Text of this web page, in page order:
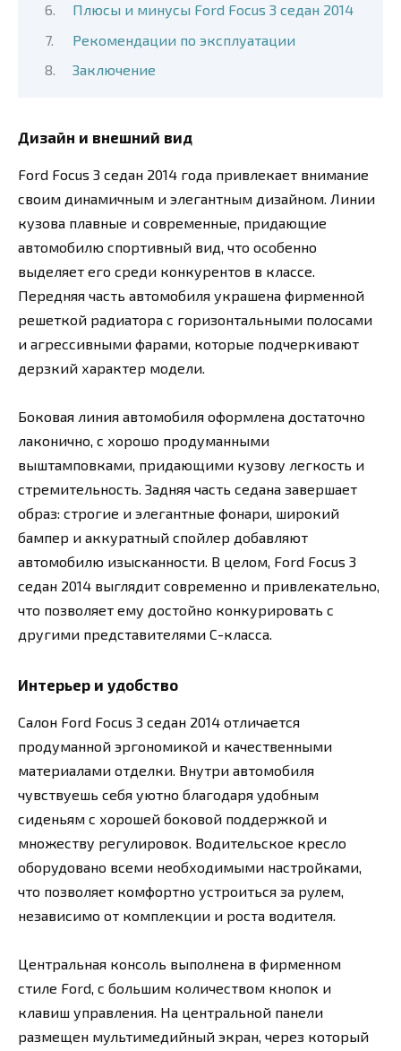
Плюсы и минусы Ford Focus 3 седан 2014
Рекомендации по эксплуатации
Заключение
Дизайн и внешний вид
Ford Focus 3 седан 2014 года привлекает внимание
своим динамичным и элегантным дизайном. Линии
кузова плавные и современные, придающие
автомобилю спортивный вид, что особенно
выделяет его среди конкурентов в классе.
Передняя часть автомобиля украшена фирменной
решеткой радиатора с горизонтальными полосами
и агрессивными фарами, которые подчеркивают
дерзкий характер модели.
Боковая линия автомобиля оформлена достаточно
лаконично, с хорошо продуманными
выштамповками, придающими кузову легкость и
стремительность. Задняя часть седана завершает
образ: строгие и элегантные фонари, широкий
бампер и аккуратный спойлер добавляют
автомобилю изысканности. В целом, Ford Focus 3
седан 2014 выглядит современно и привлекательно,
что позволяет ему достойно конкурировать с
другими представителями C-класса.
Интерьер и удобство
Салон Ford Focus 3 седан 2014 отличается
продуманной эргономикой и качественными
материалами отделки. Внутри автомобиля
чувствуешь себя уютно благодаря удобным
сиденьям с хорошей боковой поддержкой и
множеству регулировок. Водительское кресло
оборудовано всеми необходимыми настройками,
что позволяет комфортно устроиться за рулем,
независимо от комплекции и роста водителя.
Центральная консоль выполнена в фирменном
стиле Ford, с большим количеством кнопок и
клавиш управления. На центральной панели
размещен мультимедийный экран, через который